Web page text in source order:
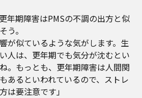
年期障害はPMSの不調の出方と似
う。
が似ているような気がします。生
人は、更年期でも気分が沈むとい
。もっとも、更年期障害は人間関
あるといわれているので、ストレ
は要注意です」